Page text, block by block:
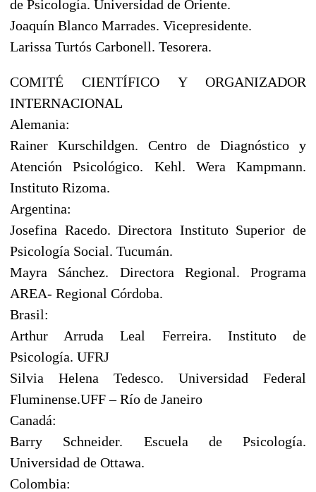
de Psicología. Universidad de Oriente.
Joaquín Blanco Marrades. Vicepresidente.
Larissa Turtós Carbonell. Tesorera.
COMITÉ CIENTÍFICO Y ORGANIZADOR
INTERNACIONAL
Alemania:
Rainer Kurschildgen. Centro de Diagnóstico y
Atención Psicológico. Kehl. Wera Kampmann.
Instituto Rizoma.
Argentina:
Josefina Racedo. Directora Instituto Superior de
Psicología Social. Tucumán.
Mayra Sánchez. Directora Regional. Programa
AREA- Regional Córdoba.
Brasil:
Arthur Arruda Leal Ferreira. Instituto de
Psicología. UFRJ
Silvia Helena Tedesco. Universidad Federal
Fluminense.UFF – Río de Janeiro
Canadá:
Barry Schneider. Escuela de Psicología.
Universidad de Ottawa.
Colombia: